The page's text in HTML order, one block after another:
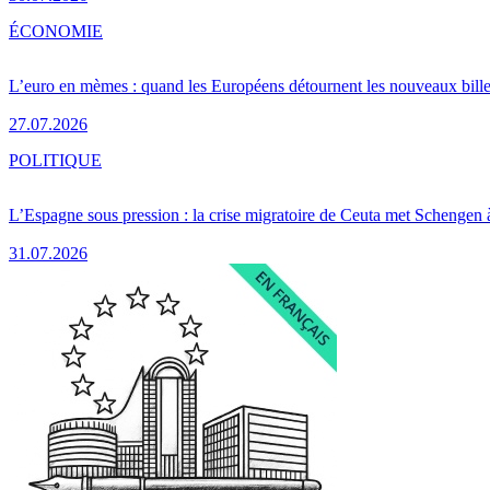
L’euro en mèmes : quand les Européens détournent les nouveaux
27.07.2026
ÉCONOMIE
L’Espagne sous pression : la crise migratoire de Ceuta met Schengen
31.07.2026
POLITIQUE